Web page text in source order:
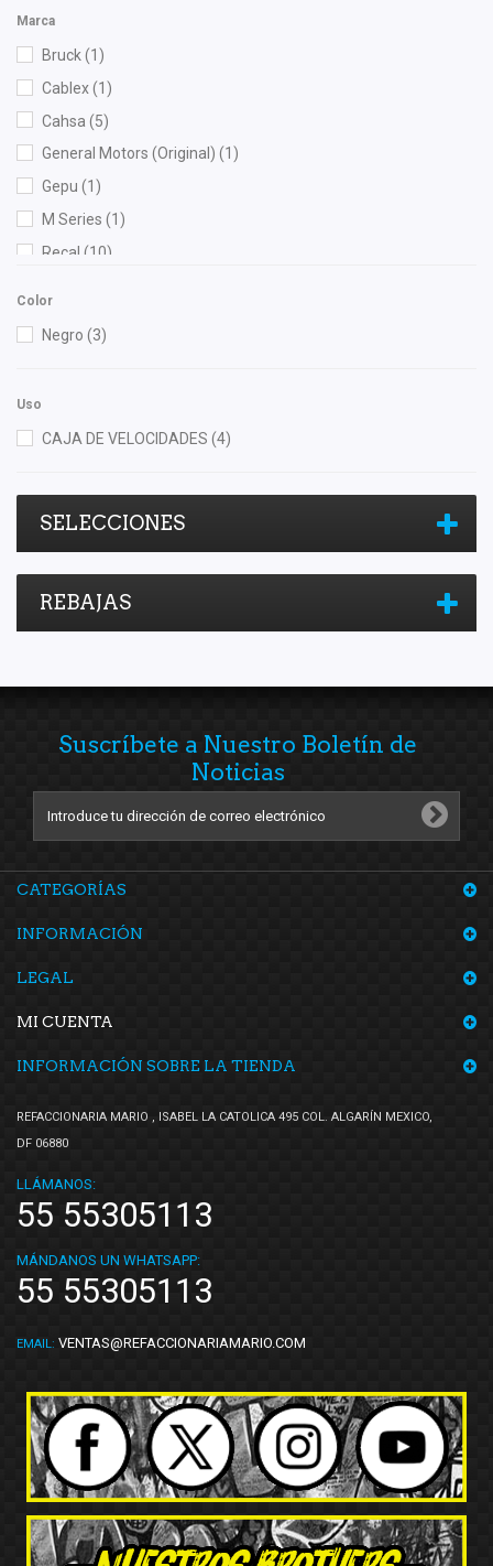
Marca
Bruck(1)
Cablex(1)
Cahsa (5)
General Motors (Original) (1)
Gepu (1)
M Series (1)
Recal (10)
Color
Negro (3)
Uso
CAJA DE VELOCIDADES (4)
SELECCIONES
REBAJAS
Suscríbete a Nuestro Boletín de
Noticias
CATEGORÍAS
INFORMACIÓN
LEGAL
MI CUENTA
INFORMACIÓN SOBRE LA TIENDA
REFACCIONARIA MARIO , ISABEL LA CATOLICA 495 COL. ALGARÍN MEXICO,
DF 06880
LLÁMANOS:
55 55305113
MÁNDANOS UN WHATSAPP:
55 55305113
EMAIL: VENTAS@REFACCIONARIAMARIO.COM